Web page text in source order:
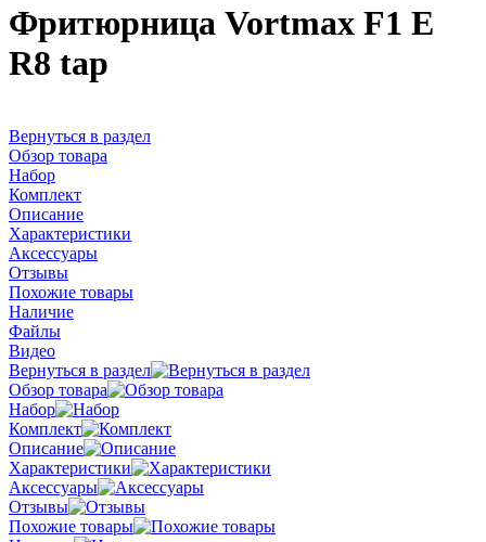
Фритюрница Vortmax F1 Е
R8 tap
Вернуться в раздел
Обзор товара
Набор
Комплект
Описание
Характеристики
Аксессуары
Отзывы
Похожие товары
Наличие
Файлы
Видео
Вернуться в раздел
Обзор товара
Набор
Комплект
Описание
Характеристики
Аксессуары
Отзывы
Похожие товары